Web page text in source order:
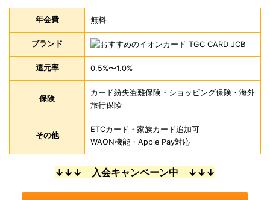
年会費 無料
ブランド
還元率 0.5%〜1.0%
保険
カード紛失盗難保険・ショッピング保険・海外
旅行保険
その他
ETCカード・家族カード追加可
WAON機能・Apple Pay対応
↓↓↓ 入会キャンペーン中 ↓↓↓